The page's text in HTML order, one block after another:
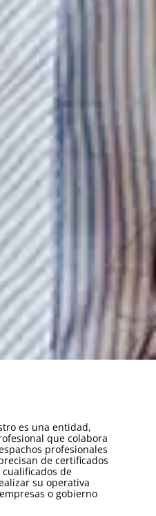
es una entidad,
que colabora
profesionales
de certificados
de
su operativa
o gobierno